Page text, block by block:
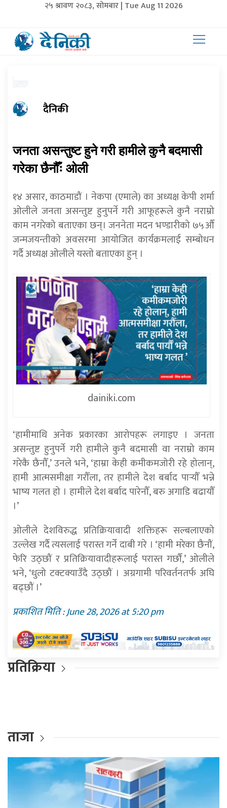
२५ श्रावण २०८३, सोमबार | Tue Aug 11 2026
दैनिकी
जनता असन्तुष्ट हुने गरी हामीले कुनै बदमासी
गरेका छैनौँः ओली
१४ असार, काठमाडौं । नेकपा (एमाले) का अध्यक्ष केपी शर्मा
ओलीले जनता असन्तुष्ट हुनुपर्ने गरी आफूहरूले कुनै नराम्रो
काम नगरेको बताएका छन्। जननेता मदन भण्डारीको ७५औँ
जन्मजयन्तीको अवसरमा आयोजित कार्यक्रमलाई सम्बोधन
गर्दै अध्यक्ष ओलीले यस्ताे बताएका हुन् ।
dainiki.com
‘हामीमाथि अनेक प्रकारका आरोपहरू लगाइए । जनता
असन्तुष्ट हुनुपर्ने गरी हामीले कुनै बदमासी वा नराम्रो काम
गरेकै छैनौँ,’ उनले भने, ‘हाम्रा केही कमीकमजोरी रहे होलान्,
हामी आत्मसमीक्षा गरौँला, तर हामीले देश बर्बाद पार्‍यौँ भन्ने
भाष्य गलत हो । हामीले देश बर्बाद पारेनौँ, बरु अगाडि बढायौँ
।’
ओलीले देशविरुद्ध प्रतिक्रियावादी शक्तिहरू सल्बलाएको
उल्लेख गर्दै त्यसलाई परास्त गर्ने दाबी गरे । ‘हामी मरेका छैनौं,
फेरि उठ्छौं र प्रतिक्रियावादीहरूलाई परास्त गर्छौं,’ ओलीले
भने, ‘धुलो टक्टक्याउँदै उठ्छौं । अग्रगामी परिवर्तनतर्फ अघि
बढ्छौं ।’
प्रकाशित मिति : June 28, 2026 at 5:20 pm
प्रतिक्रिया
ताजा